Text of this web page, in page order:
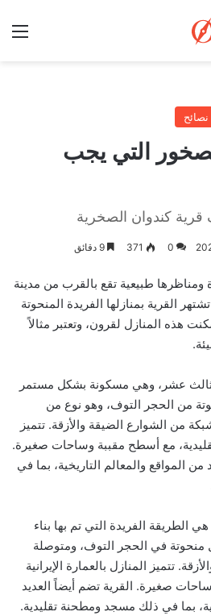
نصائح
التي يجب
كندوان الصخرية
0
371
ومناظرها طبيعية تقع بالقرب من مدينة
القرية بمنازلها الفريدة المنحوتة
هذه المنازل لقرون، وتعتبر مثالاً
عشر، وهي مسكونة بشكل مستمر
من الحجر التوف، وهو نوع من
من الشوارع الضيقة والأزقة. تتميز
مع أسطح مقببة وساحات صغيرة.
المواقع والمعالم التاريخية، بما في
الطريقة الفريدة التي تم بها بناء
منحوتة في الحجر التوف، ومتوصلة
تتميز المنازل بالعمارة الإيرانية
صغيرة. القرية تضم أيضاً العديد
بما في ذلك مسجد ومطحنة تقليدية.